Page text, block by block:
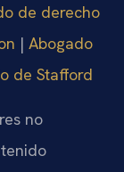
de derecho
| Abogado
de Stafford
no